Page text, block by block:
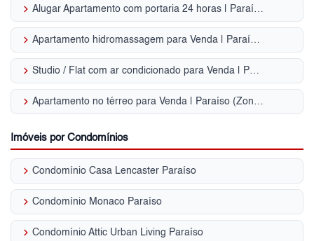
keyboard_arrow_right Alugar Apartamento com portaria 24 horas | Paraíso (Zona Sul)
keyboard_arrow_right Apartamento hidromassagem para Venda | Paraíso (Zona Sul)
keyboard_arrow_right Studio / Flat com ar condicionado para Venda | Paraíso (Zona Sul)
keyboard_arrow_right Apartamento no térreo para Venda | Paraíso (Zona Sul)
Imóveis por Condomínios
keyboard_arrow_right Condomínio Casa Lencaster Paraíso
keyboard_arrow_right Condomínio Monaco Paraíso
keyboard_arrow_right Condomínio Attic Urban Living Paraíso